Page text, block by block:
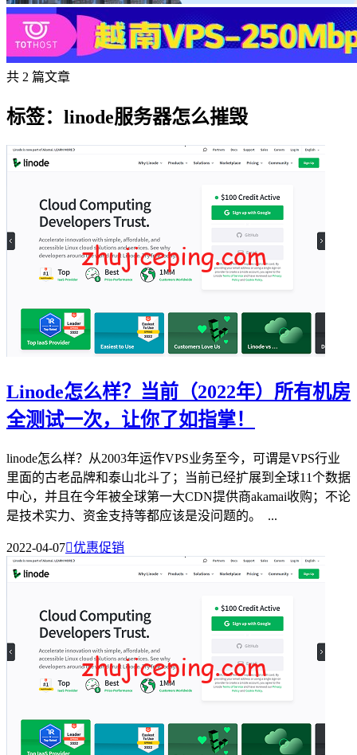
共 2 篇文章
标签：linode服务器怎么摧毁
Linode怎么样？当前（2022年）所有机房
全测试一次，让你了如指掌！
linode怎么样？从2003年运作VPS业务至今，可谓是VPS行业
里面的古老品牌和泰山北斗了；当前已经扩展到全球11个数据
中心，并且在今年被全球第一大CDN提供商akamai收购；不论
是技术实力、资金支持等都应该是没问题的。 ...
2022-04-07优惠促销